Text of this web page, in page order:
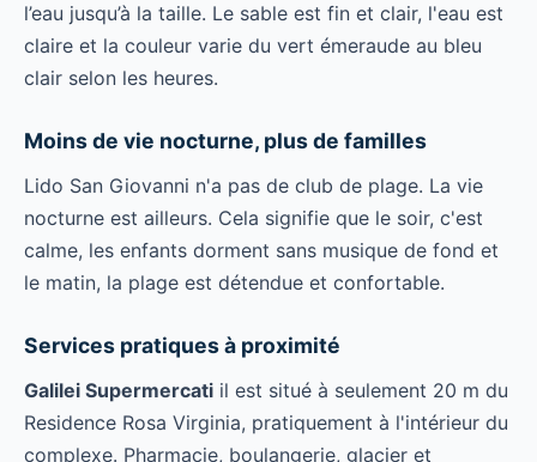
l’eau jusqu’à la taille. Le sable est fin et clair, l'eau est
claire et la couleur varie du vert émeraude au bleu
clair selon les heures.
Moins de vie nocturne, plus de familles
Lido San Giovanni n'a pas de club de plage. La vie
nocturne est ailleurs. Cela signifie que le soir, c'est
calme, les enfants dorment sans musique de fond et
le matin, la plage est détendue et confortable.
Services pratiques à proximité
Galilei Supermercati il est situé à seulement 20 m du
Residence Rosa Virginia, pratiquement à l'intérieur du
complexe. Pharmacie, boulangerie, glacier et